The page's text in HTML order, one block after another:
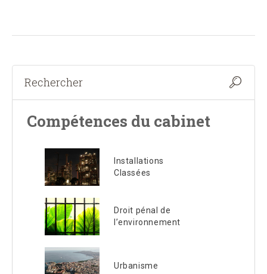
Compétences du cabinet
Installations
Classées
Droit pénal de
l’environnement
Urbanisme